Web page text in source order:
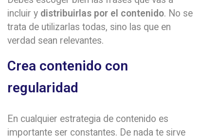
incluir y distribuirlas por el contenido. No se
trata de utilizarlas todas, sino las que en
verdad sean relevantes.
Crea contenido con
regularidad
En cualquier estrategia de contenido es
importante ser constantes. De nada te sirve